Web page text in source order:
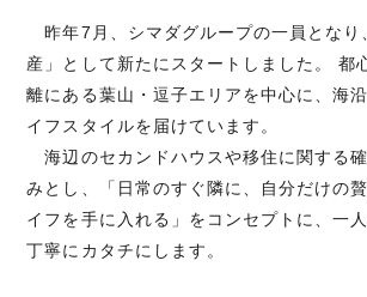
昨年7月、シマダグループの一員となり
産」として新たにスタートしました。 都
離にある葉山・逗子エリアを中心に、海
イフスタイルを届けています。
海辺のセカンドハウスや移住に関する
みとし、「日常のすぐ隣に、自分だけの
イフを手に入れる」をコンセプトに、一
丁寧にカタチにします。